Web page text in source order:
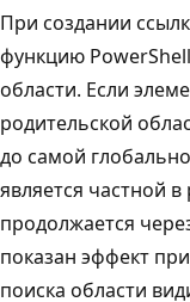
При создании
функцию
области. Если
родительской
до самой
является частной
продолжается
показан эффект
поиска области